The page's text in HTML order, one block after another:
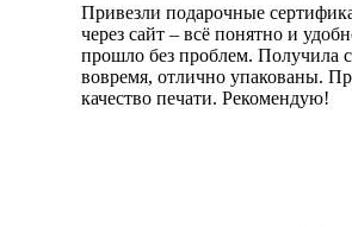
Привезли подарочные
через сайт – всё понятно и
прошло без проблем. Получила
вовремя, отлично упакованы.
качество печати. Рекомендую!